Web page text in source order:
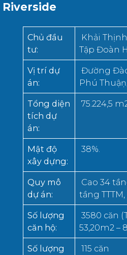
Riverside
Chủ đầu
tư:
Khải
Tập Đoàn
Vị trí dự
án:
Đường
Phú
Tổng diện
tích dự
án:
75.224,5
Mật độ
xây dựng:
38%.
Quy mô
dự án:
Cao 34
tầng
Số lượng
căn hộ:
3580 căn
53,20m2 –
Số lượng
115 căn